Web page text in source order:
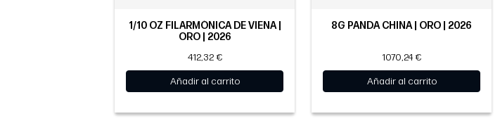
1/10 OZ FILARMÓNICA DE VIENA |
ORO | 2026
412,32 €
Añadir al carrito
8G PANDA CHINA | ORO | 2026
1070,24 €
Añadir al carrito